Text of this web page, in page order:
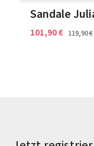
Sandale
101,90 € 119,90 €